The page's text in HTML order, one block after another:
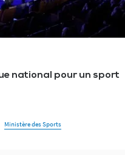
national pour un sport
Ministère des Sports